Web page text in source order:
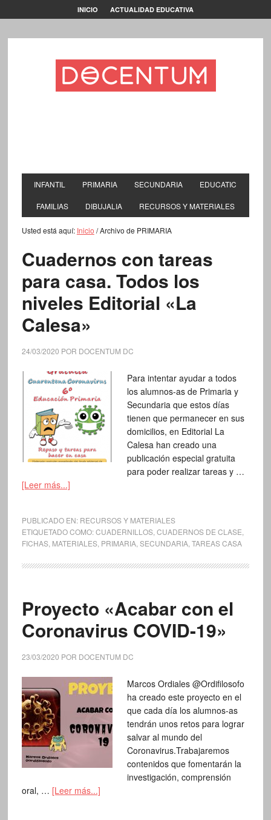
INICIO ACTUALIDAD EDUCATIVA
INFANTIL PRIMARIA SECUNDARIA EDUCATIC
FAMILIAS DIBUJALIA RECURSOS Y MATERIALES
Usted está aquí: Inicio /Archivo de PRIMARIA
Cuadernos con tareas
para casa. Todos los
niveles Editorial «La
Calesa»
24/03/2020 POR DOCENTUM DC
Para intentar ayudar a todos
los alumnos-as de Primaria y
Secundaria que estos días
tienen que permanecer en sus
domicilios, en Editorial La
Calesa han creado una
publicación especial gratuita
para poder realizar tareas y …
[Leer más...]
PUBLICADO EN: RECURSOS Y MATERIALES
ETIQUETADO COMO:CUADERNILLOS, CUADERNOS DE CLASE
FICHAS, MATERIALES, PRIMARIA, SECUNDARIA, TAREAS CASA
Proyecto «Acabar con el
Coronavirus COVID-19»
23/03/2020 POR DOCENTUM DC
Marcos Ordiales @Ordifilosofo
ha creado este proyecto en el
que cada día los alumnos-as
tendrán unos retos para lograr
salvar al mundo del
Coronavirus.Trabajaremos
contenidos que fomentarán la
investigación, comprensión
oral, … [Leer más...]